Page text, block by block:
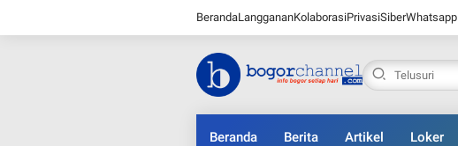
BerandaLanggananKolaborasiPrivasiSiberWhatsapp
Beranda Berita Artikel Loker